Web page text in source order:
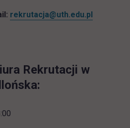
rekrutacja@uth.edu.pl
Rekrutacji w